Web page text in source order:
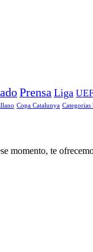
Prensa Liga
Copa Catalunya
momento, te